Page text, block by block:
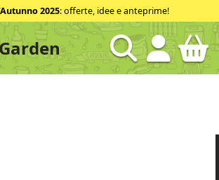
2025: offerte, idee e anteprime!